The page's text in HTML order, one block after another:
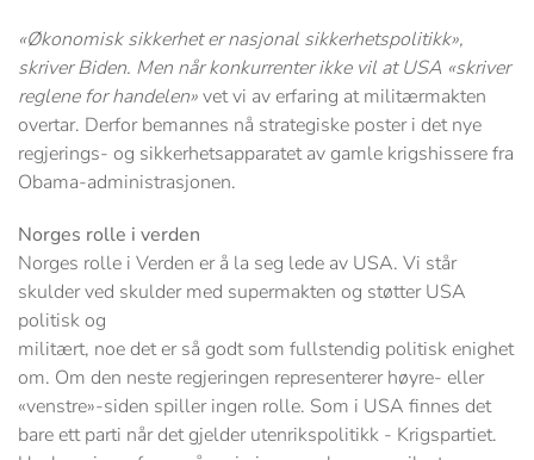
«Økonomisk sikkerhet er nasjonal sikkerhetspolitikk»,
skriver Biden. Men når konkurrenter ikke vil at USA «skriver
reglene for handelen»vet vi av erfaring at militærmakten
overtar. Derfor bemannes nå strategiske poster i det nye
regjerings- og sikkerhetsapparatet av gamle krigshissere fra
Obama-administrasjonen.
Norges rolle i verden
Norges rolle i Verden er å la seg lede av USA. Vi står
skulder ved skulder med supermakten og støtter USA
politisk og
militært, noe det er så godt som fullstendig politisk enighet
om. Om den neste regjeringen representerer høyre- eller
«venstre»-siden spiller ingen rolle. Som i USA finnes det
bare ett parti når det gjelder utenrikspolitikk - Krigspartiet.